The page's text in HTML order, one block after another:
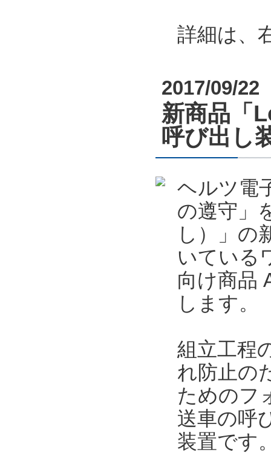
詳細は、
2017/09/22
新商品「
呼び出し
ヘルツ電
の遵守」
し）」の
いている
向け商品
します。
組立工程
れ防止の
ためのフ
送車の呼
装置です